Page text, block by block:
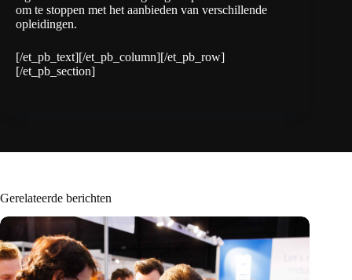
om te stoppen met het aanbieden van verschillende
opleidingen.
[/et_pb_text][/et_pb_column][/et_pb_row]
[/et_pb_section]
Gerelateerde berichten